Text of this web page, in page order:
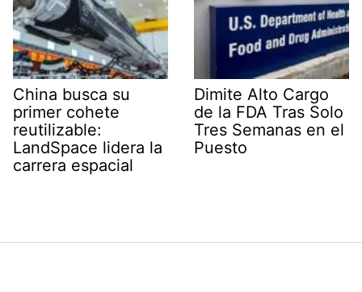
China busca su
primer cohete
reutilizable:
LandSpace lidera la
carrera espacial
Dimite Alto Cargo
de la FDA Tras Solo
Tres Semanas en el
Puesto